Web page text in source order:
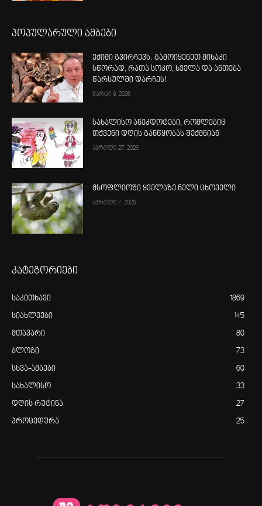
პოპულარული ამბები
ექიმი გვირჩევს: გამოიყენეთ მიხაკი
სწორად, რათა სოკო, ხველა და ანთება
წარსულში დარჩეს!
მარტი 9, 2026
სახალისო ანეკდოტები, რომლებიც
თქვენი დღის განწყობას შექმნიან
აპრილი 27, 2026
მსოფლიოში ყველაზე ნელი ცხოველი
აპრილი 7, 2026
კატეგორიები
საკითხავი 1869
სიახლეები 145
მთავარი 80
ბლოგი 73
სხვა-ამბები 60
სახალისო 33
დღის რუტინა 27
პროცედურა 25